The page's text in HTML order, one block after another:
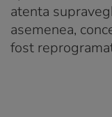
atenta
asemenea,
fost